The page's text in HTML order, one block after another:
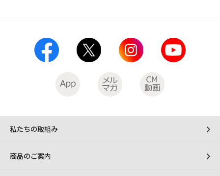
私たちの取組み
商品のご案内